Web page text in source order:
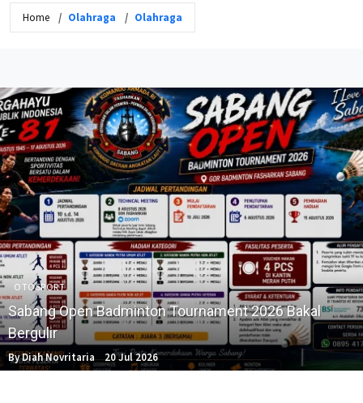
Home Olahraga Olahraga
OTOSPORT
Sabang Open Badminton Tournament 2026 Bakal
Bergulir
By Diah Novritaria 20 Jul 2026